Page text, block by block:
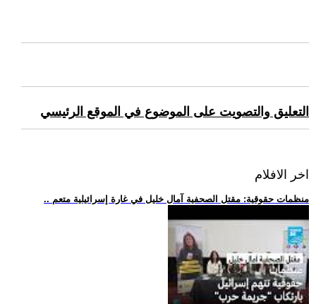
التعليق والتصويت على الموضوع في الموقع الرئيسي
اخر الافلام
.. منظمات حقوقية: مقتل الصحفية آمال خليل في غارة إسرائيلية متعم